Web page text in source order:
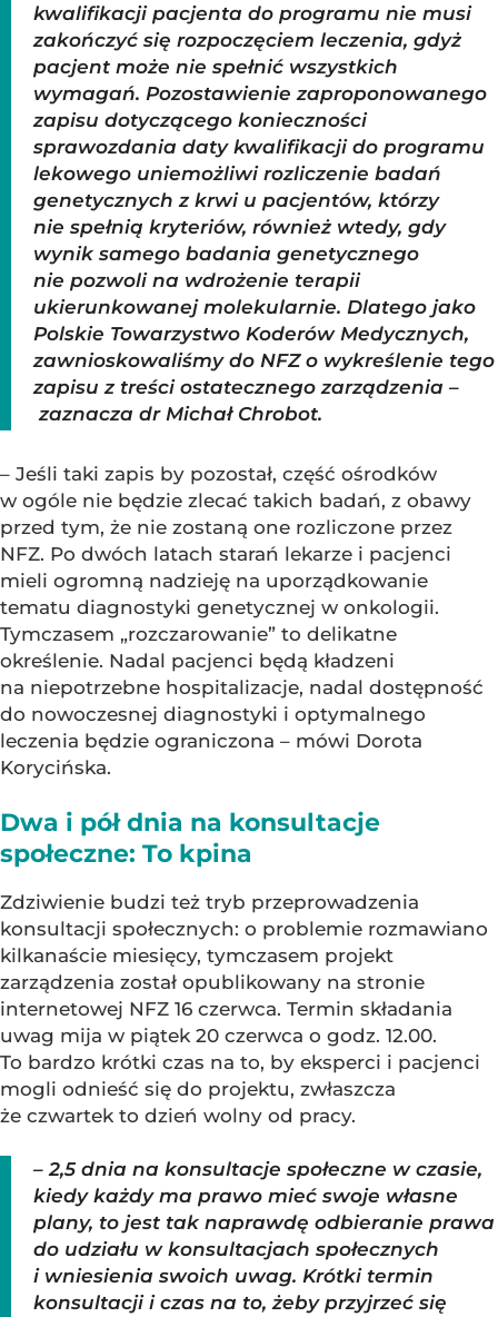
kwalifikacji pacjenta do programu nie musi
zakończyć się rozpoczęciem leczenia, gdyż
pacjent może nie spełnić wszystkich
wymagań. Pozostawienie zaproponowanego
zapisu dotyczącego konieczności
sprawozdania daty kwalifikacji do programu
lekowego uniemożliwi rozliczenie badań
genetycznych z krwi u pacjentów, którzy
nie spełnią kryteriów, również wtedy, gdy
wynik samego badania genetycznego
nie pozwoli na wdrożenie terapii
ukierunkowanej molekularnie. Dlatego jako
Polskie Towarzystwo Koderów Medycznych,
zawnioskowaliśmy do NFZ o wykreślenie tego
zapisu z treści ostatecznego zarządzenia –
zaznacza dr Michał Chrobot.
– Jeśli taki zapis by pozostał, część ośrodków
w ogóle nie będzie zlecać takich badań, z obawy
przed tym, że nie zostaną one rozliczone przez
NFZ. Po dwóch latach starań lekarze i pacjenci
mieli ogromną nadzieję na uporządkowanie
tematu diagnostyki genetycznej w onkologii.
Tymczasem „rozczarowanie” to delikatne
określenie. Nadal pacjenci będą kładzeni
na niepotrzebne hospitalizacje, nadal dostępność
do nowoczesnej diagnostyki i optymalnego
leczenia będzie ograniczona – mówi Dorota
Korycińska.
Dwa i pół dnia na konsultacje
społeczne: To kpina
Zdziwienie budzi też tryb przeprowadzenia
konsultacji społecznych: o problemie rozmawiano
kilkanaście miesięcy, tymczasem projekt
zarządzenia został opublikowany na stronie
internetowej NFZ 16 czerwca. Termin składania
uwag mija w piątek 20 czerwca o godz. 12.00.
To bardzo krótki czas na to, by eksperci i pacjenci
mogli odnieść się do projektu, zwłaszcza
że czwartek to dzień wolny od pracy.
– 2,5 dnia na konsultacje społeczne w czasie,
kiedy każdy ma prawo mieć swoje własne
plany, to jest tak naprawdę odbieranie prawa
do udziału w konsultacjach społecznych
i wniesienia swoich uwag. Krótki termin
konsultacji i czas na to, żeby przyjrzeć się